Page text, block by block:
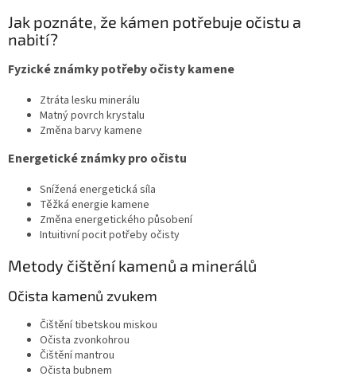
Jak poznáte, že kámen potřebuje očistu a
nabití?
Fyzické známky potřeby očisty kamene
Ztráta lesku minerálu
Matný povrch krystalu
Změna barvy kamene
Energetické známky pro očistu
Snížená energetická síla
Těžká energie kamene
Změna energetického působení
Intuitivní pocit potřeby očisty
Metody čištění kamenů a minerálů
Očista kamenů zvukem
Čištění tibetskou miskou
Očista zvonkohrou
Čištění mantrou
Očista bubnem